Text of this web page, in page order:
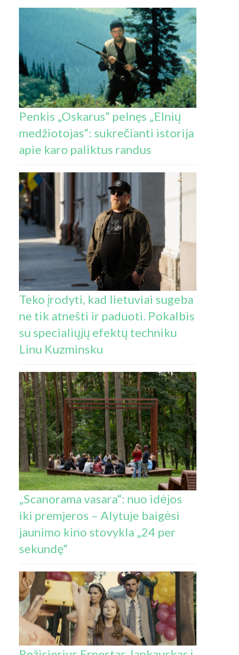
Penkis „Oskarus“ pelnęs „Elnių
medžiotojas“: sukrečianti istorija
apie karo paliktus randus
Teko įrodyti, kad lietuviai sugeba
ne tik atnešti ir paduoti. Pokalbis
su specialiųjų efektų techniku
Linu Kuzminsku
„Scanorama vasara“: nuo idėjos
iki premjeros – Alytuje baigėsi
jaunimo kino stovykla „24 per
sekundę“